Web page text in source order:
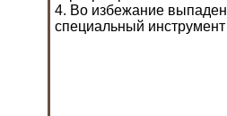
4. Во избежание
специальный